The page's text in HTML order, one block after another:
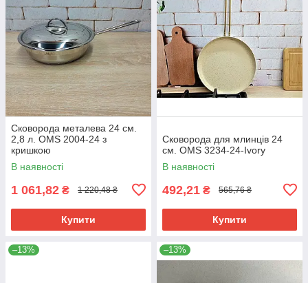
Сковорода металева 24 см.
2,8 л. OMS 2004-24 з
кришкою
В наявності
1 061,82 ₴ 1 220,48 ₴
Купити
Сковорода для млинців 24
см. OMS 3234-24-Ivory
В наявності
492,21 ₴ 565,76 ₴
Купити
–13% –13%